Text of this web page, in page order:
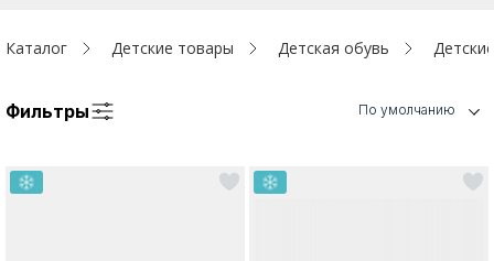
Женщинам
Каталог Детские товары Детская обувь
Фильтры По умолчанию